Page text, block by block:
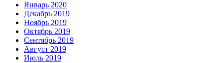
Январь 2020
Декабрь 2019
Ноябрь 2019
Октябрь 2019
Сентябрь 2019
Август 2019
Июль 2019